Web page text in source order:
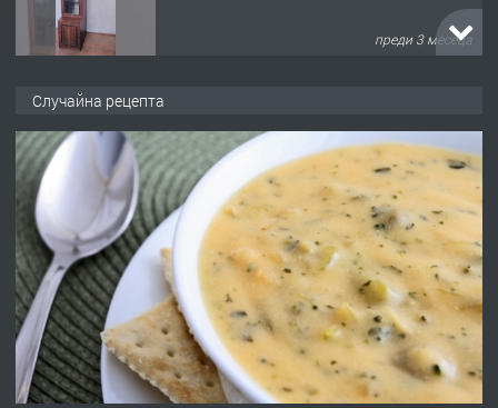
Професионална броячна машина -
със сертификат от ЕЦБ
преди 1 година
ПРЕДЛАГА
Професионална зеленчукорезачка
за заведения и дома
преди 1 година
Случайна рецепта